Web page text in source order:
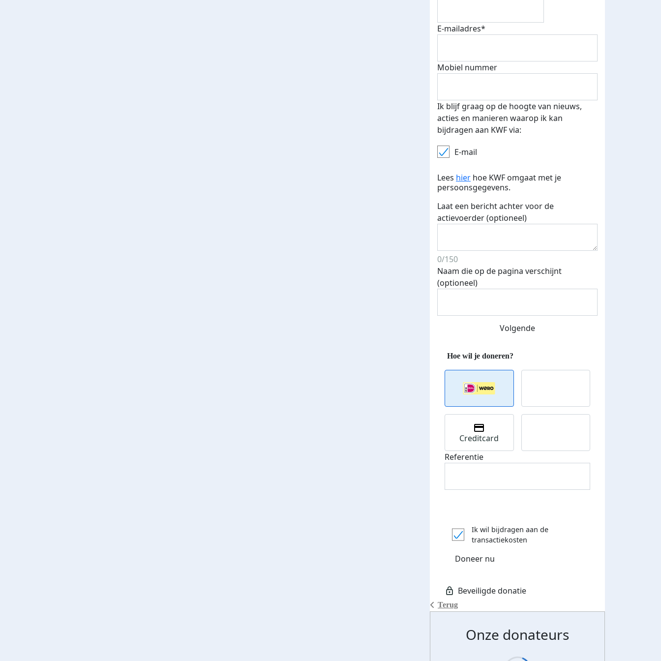
E-mailadres*
Mobiel nummer
Ik blijf graag op de hoogte van nieuws,
acties en manieren waarop ik kan
bijdragen aan KWF via:
E-mail
Lees hier hoe KWF omgaat met je
persoonsgegevens.
Laat een bericht achter voor de
actievoerder (optioneel)
0/150
Naam die op de pagina verschijnt
(optioneel)
Volgende
Terug
Creditcard
Referentie
Ik wil bijdragen aan de
transactiekosten
Doneer nu
Onze donateurs